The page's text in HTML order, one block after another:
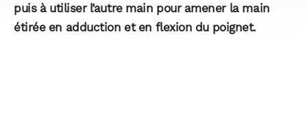
puis à utiliser l’autre main pour amener la main
étirée en adduction et en flexion du poignet.​